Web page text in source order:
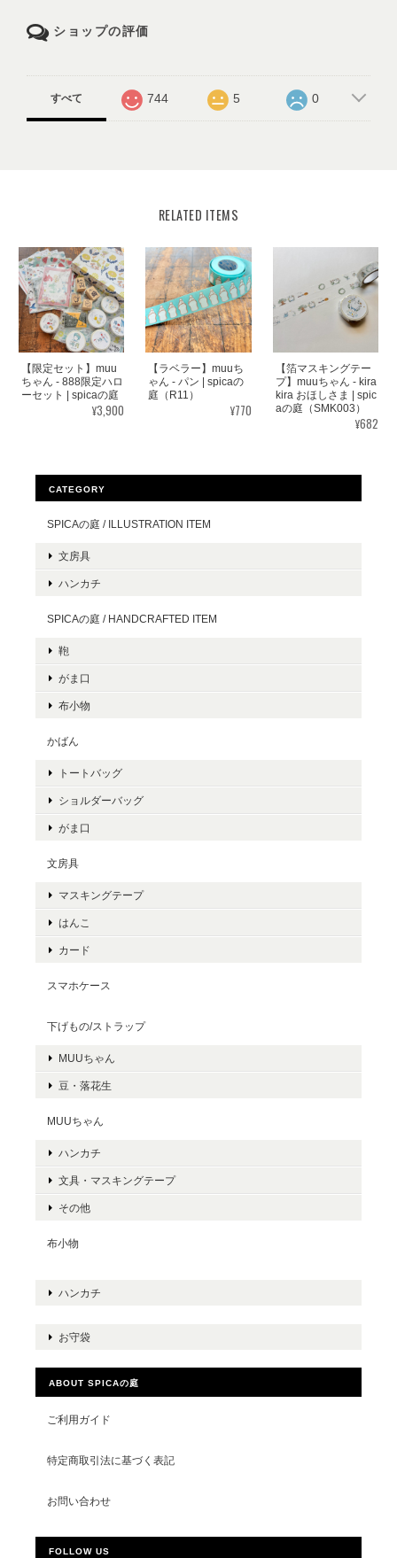
ショップの評価
すべて 744 5 0
RELATED ITEMS
【限定セット】muu
ちゃん - 888限定ハロ
ーセット | spicaの庭
¥3,900
【ラベラー】muuち
ゃん - パン | spicaの
庭（R11）
¥770
【箔マスキングテー
プ】muuちゃん - kira
kira おほしさま | spic
aの庭（SMK003）
¥682
CATEGORY
SPICAの庭 / ILLUSTRATION ITEM
文房具
ハンカチ
SPICAの庭 / HANDCRAFTED ITEM
鞄
がま口
布小物
かばん
トートバッグ
ショルダーバッグ
がま口
文房具
マスキングテープ
はんこ
カード
スマホケース
下げもの/ストラップ
MUUちゃん
豆・落花生
MUUちゃん
ハンカチ
文具・マスキングテープ
その他
布小物
ハンカチ
お守袋
ABOUT SPICAの庭
ご利用ガイド
特定商取引法に基づく表記
お問い合わせ
FOLLOW US